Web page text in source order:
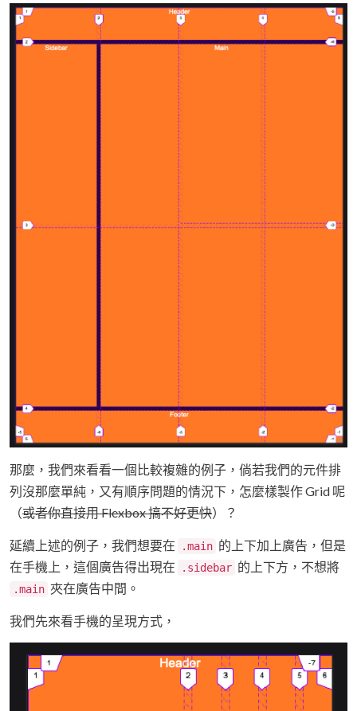
那麼，我們來看看一個比較複雜的例子，倘若我們的元件排
列沒那麼單純，又有順序問題的情況下，怎麼樣製作 Grid 呢
（或者你直接用 Flexbox 搞不好更快）？
延續上述的例子，我們想要在 .main 的上下加上廣告，但是
在手機上，這個廣告得出現在
.sidebar 的上下方，不想將
.main 夾在廣告中間。
我們先來看手機的呈現方式，